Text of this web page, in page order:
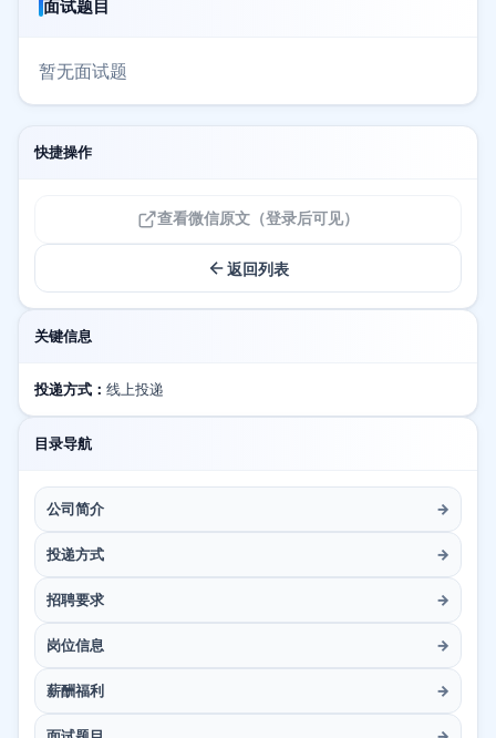
面试题目
暂无面试题
快捷操作
查看微信原文（登录后可见）
返回列表
关键信息
投递方式： 线上投递
目录导航
公司简介 →
投递方式 →
招聘要求 →
岗位信息 →
薪酬福利 →